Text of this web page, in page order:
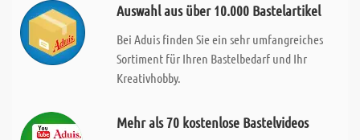
Auswahl aus über 10.000 Bastelartikel
Bei Aduis finden Sie ein sehr umfangreiches
Sortiment für Ihren Bastelbedarf und Ihr
Kreativhobby.
Mehr als 70 kostenlose Bastelvideos